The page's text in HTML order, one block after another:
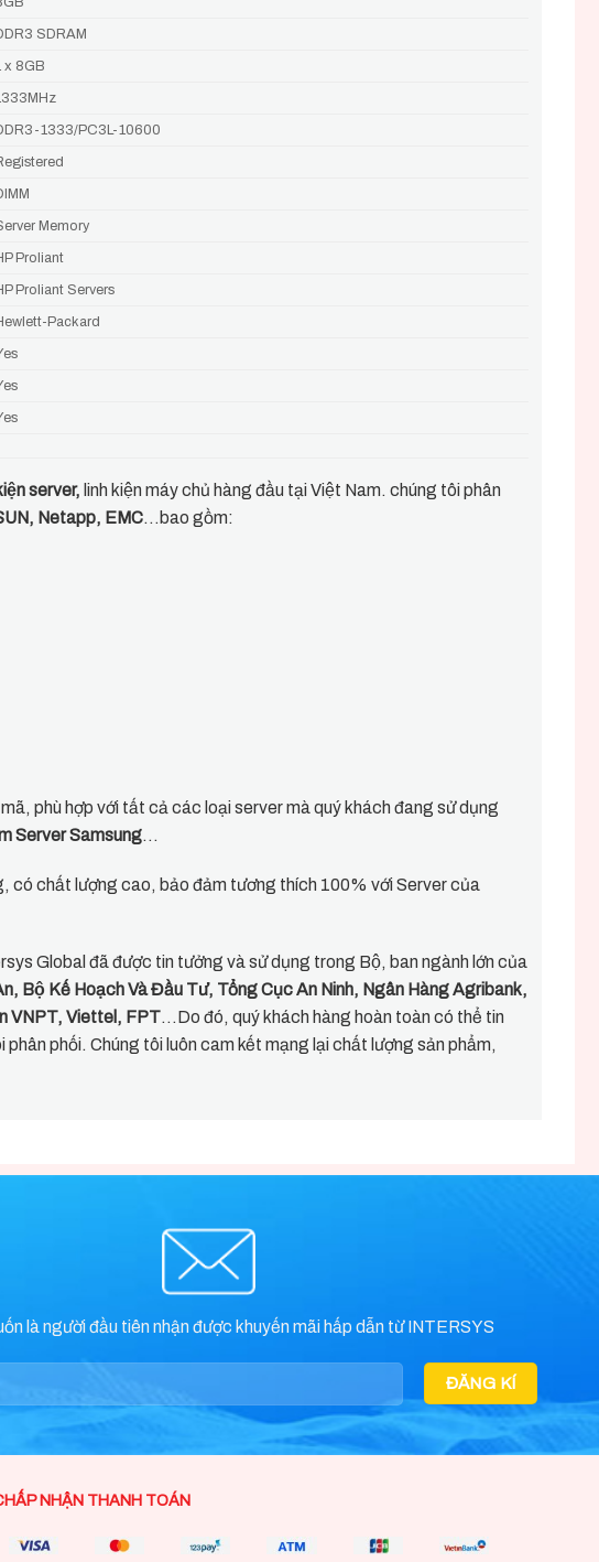
SDRAM
x 8GB
1333/PC3L-10600
Memory
Proliant
Proliant Servers
Packard
server, linh kiện máy chủ hàng đầu tại Việt Nam. chúng tôi phân
Netapp, EMC…bao gồm:
phù hợp với tất cả các loại server mà quý khách đang sử dụng
Server Samsung…
có chất lượng cao, bảo đảm tương thích 100% với Server của
Global đã được tin tưởng và sử dụng trong Bộ, ban ngành lớn của
Bộ Kế Hoạch Và Đầu Tư, Tổng Cục An Ninh, Ngân Hàng Agribank,
VNPT, Viettel, FPT…Do đó, quý khách hàng hoàn toàn có thể tin
phối. Chúng tôi luôn cam kết mạng lại chất lượng sản phẩm,
là người đầu tiên nhận được khuyến mãi hấp dẫn từ INTERSYS
NHẬN THANH TOÁN